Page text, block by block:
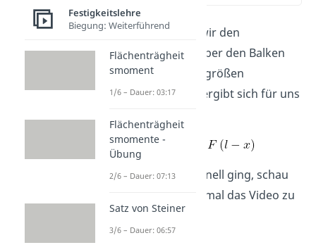
Zu Beginn müssen wir den
Momentenverlauf über den Balken
mit Hilfe der Schnittgrößen
bestimmen. Dieser ergibt sich für uns
Wenn dir das zu schnell ging, schau
dir am besten noch mal das Video zu
Schnittgrößenan.
Festigkeitslehre
Biegung: Weiterführend
Flächenträgheit
smoment
1/6 – Dauer: 03:17
Flächenträgheit
smomente -
Übung
2/6 – Dauer: 07:13
Satz von Steiner
3/6 – Dauer: 06:57